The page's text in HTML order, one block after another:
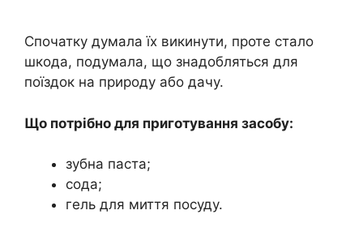
Спочатку думала їх викинути, проте стало
шкода, подумала, що знадобляться для
поїздок на природу або дачу.
Що потрібно для приготування засобу:
зубна паста;
сода;
гель для миття посуду.